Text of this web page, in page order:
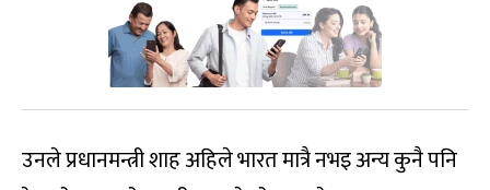
उनले प्रधानमन्त्री शाह अहिले भारत मात्रै नभइ अन्य कुनै पनि